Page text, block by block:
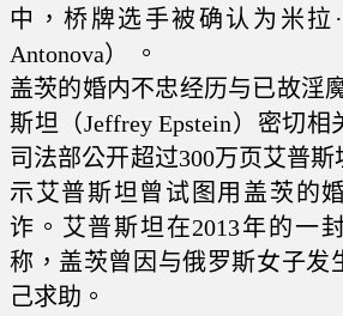
中，桥牌选手被确认为米拉
Antonova） 。
盖茨的婚内不忠经历与已故淫
斯坦（Jeffrey Epstein）密切相
司法部公开超过300万页艾普
示艾普斯坦曾试图用盖茨的
诈。艾普斯坦在2013年的一
称，盖茨曾因与俄罗斯女子发
己求助。